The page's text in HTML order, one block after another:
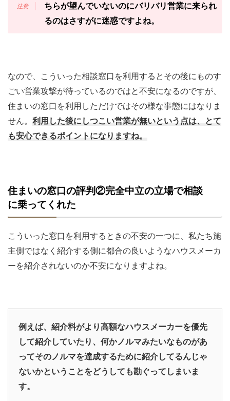
ちらが望んでいないのにバリバリ営業に来られ
るのはさすがに迷惑ですよね。
なので、こういった相談窓口を利用するとその後にものす
ごい営業攻撃が待っているのではと不安になるのですが、
住まいの窓口を利用しただけではその様な事態にはなりま
せん。 利用した後にしつこい営業が無いという点は、とて
も安心できるポイントになりますね。
住まいの窓口の評判②完全中立の立場で相談
に乗ってくれた
こういった窓口を利用するときの不安の一つに、私たち施
主側ではなく紹介する側に都合の良いようなハウスメーカ
ーを紹介されないのか不安になりますよね。
例えば、紹介料がより高額なハウスメーカーを優先
して紹介していたり、何かノルマみたいなものがあ
ってそのノルマを達成するために紹介してるんじゃ
ないかということをどうしても勘ぐってしまいま
す。